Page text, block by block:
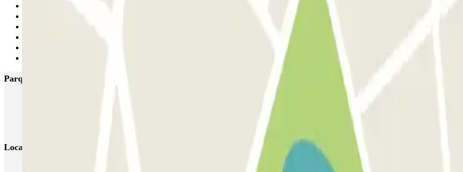
Parques de estacionamento com melhor classificação em Santiago de Compostela
AENA Santiago de Compostela - Aeropuerto - General Aparking Fly - P&R - Aeropuerto Santiago de Compostela
Locais e eventos interessantes próximos de SABA Estación Santiago de Compostela
Reservar parque de estacionamento em Aeroporto de Santiago de Compostela (SCQ)